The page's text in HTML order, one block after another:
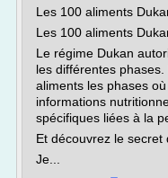
Les 100 aliments
Les 100 aliments
Le régime Dukan
les différentes
aliments les phases
informations
spécifiques liées à la
Et découvrez le secret
Je...